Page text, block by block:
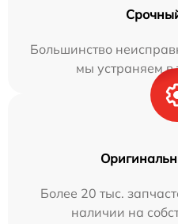
Большинство
мы устраняем в
Более 20 тыс.
наличии на